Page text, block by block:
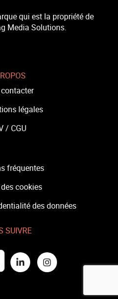
qui est la propriété de
Media Solutions.
légales
/ CGU
fréquentes
cookies
des données
SUIVRE